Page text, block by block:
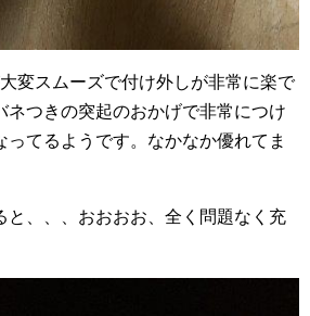
変スムーズで付け外しが非常に楽で
ネつきの突起のおかげで非常につけ
ってるようです。なかなか優れてま
と、、、おおおお、全く問題なく充